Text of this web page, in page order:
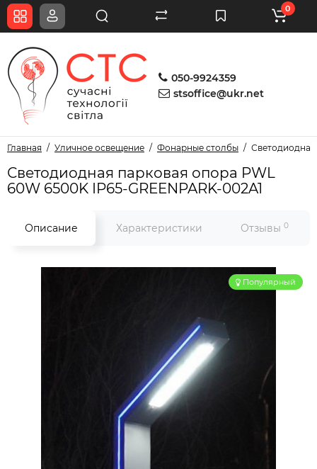
050-9924359
stsoffice@ukr.net
0
Главная Уличное освещение Фонарные столбы Светодиодная
Светодиодная парковая опора PWL
60W 6500K IP65-GREENPARK-002A1
Описание Характеристики Отзывы 0
Популярный